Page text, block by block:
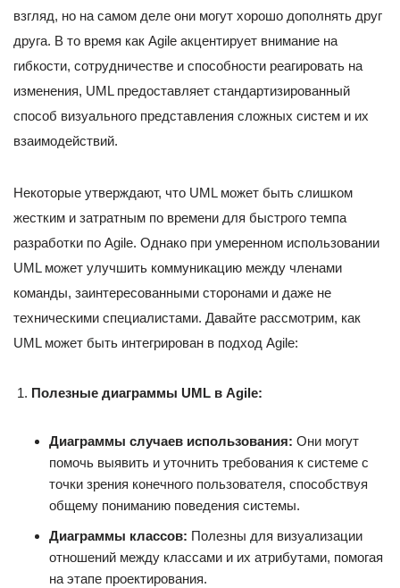
взгляд, но на самом деле они могут хорошо дополнять друг
друга. В то время как Agile акцентирует внимание на
гибкости, сотрудничестве и способности реагировать на
изменения, UML предоставляет стандартизированный
способ визуального представления сложных систем и их
взаимодействий.
Некоторые утверждают, что UML может быть слишком
жестким и затратным по времени для быстрого темпа
разработки по Agile. Однако при умеренном использовании
UML может улучшить коммуникацию между членами
команды, заинтересованными сторонами и даже не
техническими специалистами. Давайте рассмотрим, как
UML может быть интегрирован в подход Agile:
Полезные диаграммы UML в Agile:
Диаграммы случаев использования: Они могут
помочь выявить и уточнить требования к системе с
точки зрения конечного пользователя, способствуя
общему пониманию поведения системы.
Диаграммы классов: Полезны для визуализации
отношений между классами и их атрибутами, помогая
на этапе проектирования.